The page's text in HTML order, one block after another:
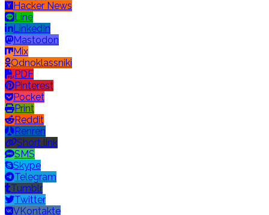
Hacker News
Line
LinkedIn
Mastodon
Mix
Odnoklassniki
PDF
Pinterest
Pocket
Print
Reddit
Renren
Short link
SMS
Skype
Telegram
Tumblr
Twitter
VKontakte